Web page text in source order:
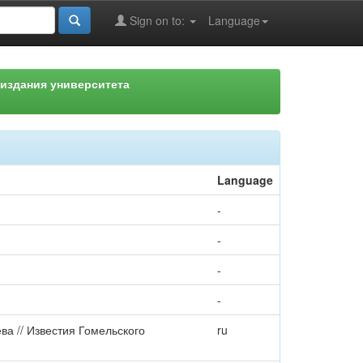
Language
Sign on to:
университета
Language
-
-
-
-
// Известия Гомельского
ru